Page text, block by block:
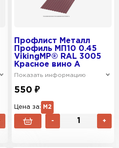
Профлист Металл
Профиль МП10 0.45
VikingMP® RAL 3005
Красное вино A
Показать информацию
550 ₽
Цена за: М2
- +